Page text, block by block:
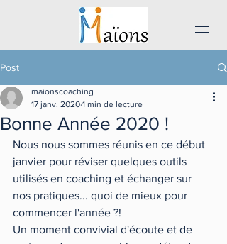
Post
Bonne Année 2020 !
maionscoaching
17 janv. 2020 1 min de lecture
Nous nous sommes réunis en ce début
janvier pour réviser quelques outils
utilisés en coaching et échanger sur
nos pratiques... quoi de mieux pour
commencer l'année ?!
Un moment convivial d'écoute et de